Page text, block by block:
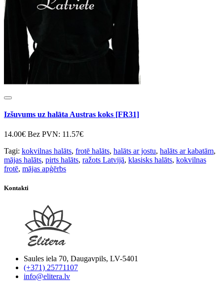
Izšuvums uz halāta Austras koks [FR31]
14.00€ Bez PVN: 11.57€
Tagi: kokvilnas halāts, frotē halāts, halāts ar jostu, halāts ar kabatām,
mājas halāts, pirts halāts, ražots Latvijā, klasisks halāts, kokvilnas
frotē, mājas apģērbs
Kontakti
Saules iela 70, Daugavpils, LV-5401
(+371) 25771107
info@elitera.lv